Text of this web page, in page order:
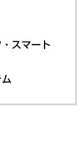
スマート